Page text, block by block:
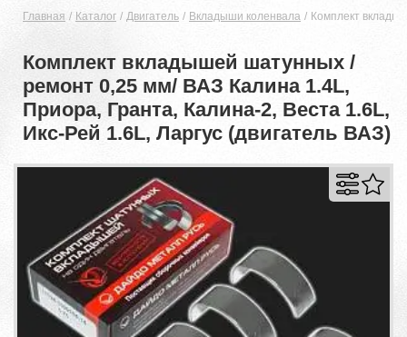
Главная Каталог Двигатель Вкладыши коленвала Комплект
Комплект вкладышей шатунных /
ремонт 0,25 мм/ ВАЗ Калина 1.4L,
Приора, Гранта, Калина-2, Веста 1.6L,
Икс-Рей 1.6L, Ларгус (двигатель ВАЗ)